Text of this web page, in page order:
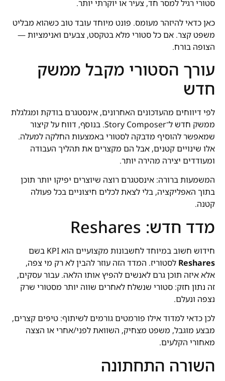
סטורי רגיל למסר חד, צעיר או יוקרתי יותר.
כאן כדאי להיזהר מעומס. פונט מיוחד עובד טוב כשהוא מבליט
משפט קצר. אם כל סטורי מלא בטקסט, צבעים ואנימציות —
הצופה בורח.
עורך הסטורי מקבל ממשק
חדש
לפי דיווחים מהעדכונים האחרונים, אינסטגרם בודקת ומגלגלת
ממשק חדש ל־Story Composer. בנוסף, דווח על קיצור
שמאפשר להוסיף מדבקה לסטורי באמצעות החלקה למעלה.
אלו שינויים קטנים, אבל הם מקצרים את תהליך העבודה
ומעודדים יצירה מהירה יותר.
המשמעות ברורה: אינסטגרם רוצה שיוצרים יפיקו יותר תוכן
בתוך האפליקציה, בלי לצאת לכלים חיצוניים בכל פעולה
קטנה.
מדד חדש: Reshares
חידוש חשוב במיוחד לחשבונות מקצועיים הוא KPI בשם
Reshares לסטוריז. המדד הזה עוזר להבין לא רק מי צפה,
אלא איזה תוכן גרם לאנשים להפיץ אותו הלאה. עבור עסקים,
זה נתון חזק: סטורי שנשלח לאחרים שווה יותר מסטורי שרק
נצפה ונעלם.
לכן כדאי למדוד אילו פורמטים גורמים לשיתוף: טיפים קצרים,
מבצע מוגבל, משפט מצחיק, השוואת לפני/אחרי או הצצה
מאחורי הקלעים.
השורה התחתונה